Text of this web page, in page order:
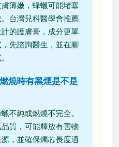
薄嫩，蜂蠟可能堵塞
台灣兒科醫學會推薦
的護膚膏，成分更單
先諮詢醫生，並在腳
燒時有黑煙是不是
不純或燃燒不完全。
質，可能釋放有害物
，並確保燭芯長度適